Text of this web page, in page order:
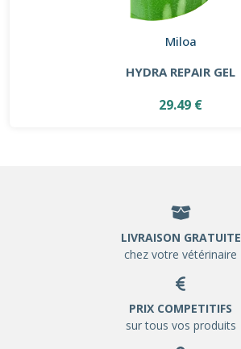
Miloa
HYDRA REPAIR GEL
29.49 €
LIVRAISON GRATUITE
chez votre vétérinaire
PRIX COMPETITIFS
sur tous vos produits